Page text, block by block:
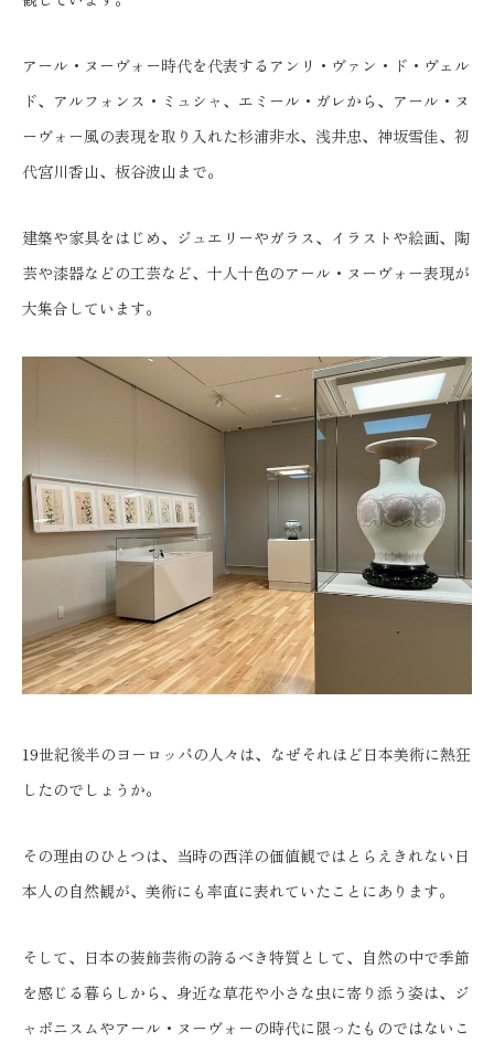
アール・ヌーヴォー時代を代表するアンリ・ヴァン・ド・ヴェル
ド、アルフォンス・ミュシャ、エミール・ガレから、アール・ヌ
ーヴォー風の表現を取り入れた杉浦非水、浅井忠、神坂雪佳、初
代宮川香山、板谷波山まで。
建築や家具をはじめ、ジュエリーやガラス、イラストや絵画、陶
芸や漆器などの工芸など、十人十色のアール・ヌーヴォー表現が
大集合しています。
19世紀後半のヨーロッパの人々は、なぜそれほど日本美術に熱狂
したのでしょうか。
その理由のひとつは、当時の西洋の価値観ではとらえきれない日
本人の自然観が、美術にも率直に表れていたことにあります。
そして、日本の装飾芸術の誇るべき特質として、自然の中で季節
を感じる暮らしから、身近な草花や小さな虫に寄り添う姿は、ジ
ャポニスムやアール・ヌーヴォーの時代に限ったものではないこ